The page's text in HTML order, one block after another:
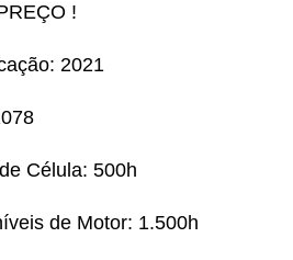
!
2021
Célula: 500h
de Motor: 1.500h